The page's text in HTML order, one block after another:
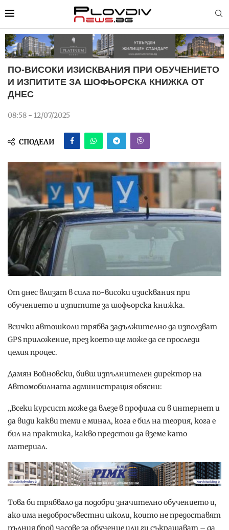
ПО-ВИСОКИ ИЗИСКВАНИЯ ПРИ ОБУЧЕНИЕТО
И ИЗПИТИТЕ ЗА ШОФЬОРСКА КНИЖКА ОТ
ДНЕС
08:58 - 12/07/2025
СПОДЕЛИ
От днес влизат в сила по-високи изисквания при
обучението и изпитите за шофьорска книжка.
Всички автошколи трябва задължително да използват
GPS приложение, през което ще може да се проследи
целия процес.
Дамян Войновски, бивш изпълнителен директор на
Автомобилната администрация обясни:
„Всеки курсист може да влезе в профила си в интернет и
да види какви теми е минал, кога е бил на теория, кога е
бил на практика, какво предстои да вземе като
материал.
Това би трябвало да подобри значително обучението и,
ако има недобросъвестни школи, които не предоставят
пълния брой часове за обучение или ги съкращават – да